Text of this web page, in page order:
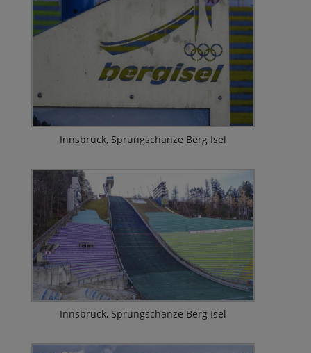
Innsbruck, Sprungschanze Berg Isel
Innsbruck, Sprungschanze Berg Isel